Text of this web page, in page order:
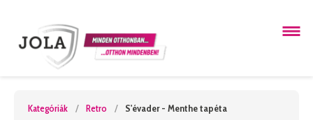
Kategóriák / Retro / S'évader - Menthe tapéta